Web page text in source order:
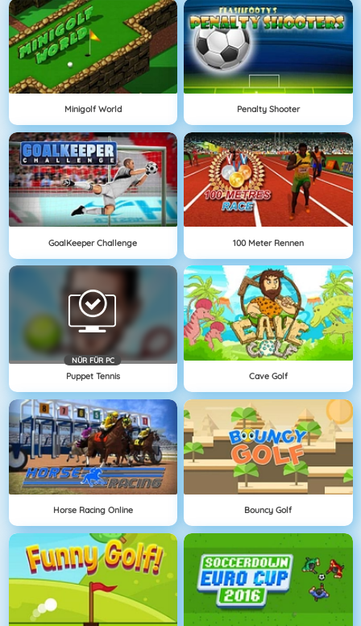
Minigolf World Penalty Shooter
GoalKeeper Challenge 100 Meter Rennen
NÜR FÜR PC
Puppet Tennis Cave Golf
Horse Racing Online Bouncy Golf